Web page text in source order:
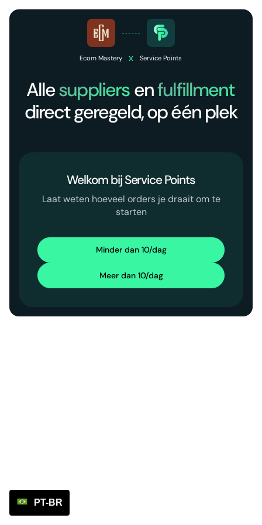
Ecom Mastery x Service Points
Allesuppliers enfulfillment
direct geregeld, op één plek
Welkom bij Service Points
Laat weten hoeveel orders je draait om te
starten
Minder dan 10/dag
Meer dan 10/dag
PT-BR